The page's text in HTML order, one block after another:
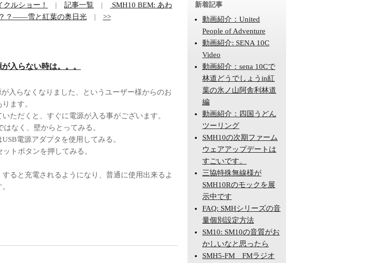
ルショー！ | 記事一覧 |
SMH10 BEM: あわ
？――雪と紅葉の奥日光| >>
入らない時は。。。
入らなくなりました、というユーザー様からのお
ます。
ただくと、すぐに電源が入る事がございます。
はなく、壁からとってみる。
電源アダプタを使用してみる。
トボタンを押してみる。
すると充電されるようになり、普通に使用出来るよ
新着記事
動画紹介：United
People of Adventure
動画紹介: SENA 10C
Video
動画紹介：sena 10Cで
林道どうでしょうin紅
葉の氷ノ山阿舎利林道
編
動画紹介：四国うどん
ツーリング
SMH10の次期ファーム
ウェアアップデートは
すごいです。
三協特殊無線様が
SMH10Rのモックを展
示中です
FAQ: SMHシリーズの音
量個別設定方法
SM10: SM10の音質がお
かしいなと思ったら
SMH5-FM FMラジオ